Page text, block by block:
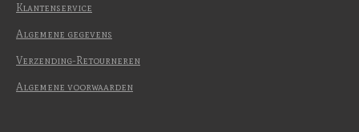
Klantenservice
Algemene gegevens
Verzending-Retourneren
Algemene voorwaarden